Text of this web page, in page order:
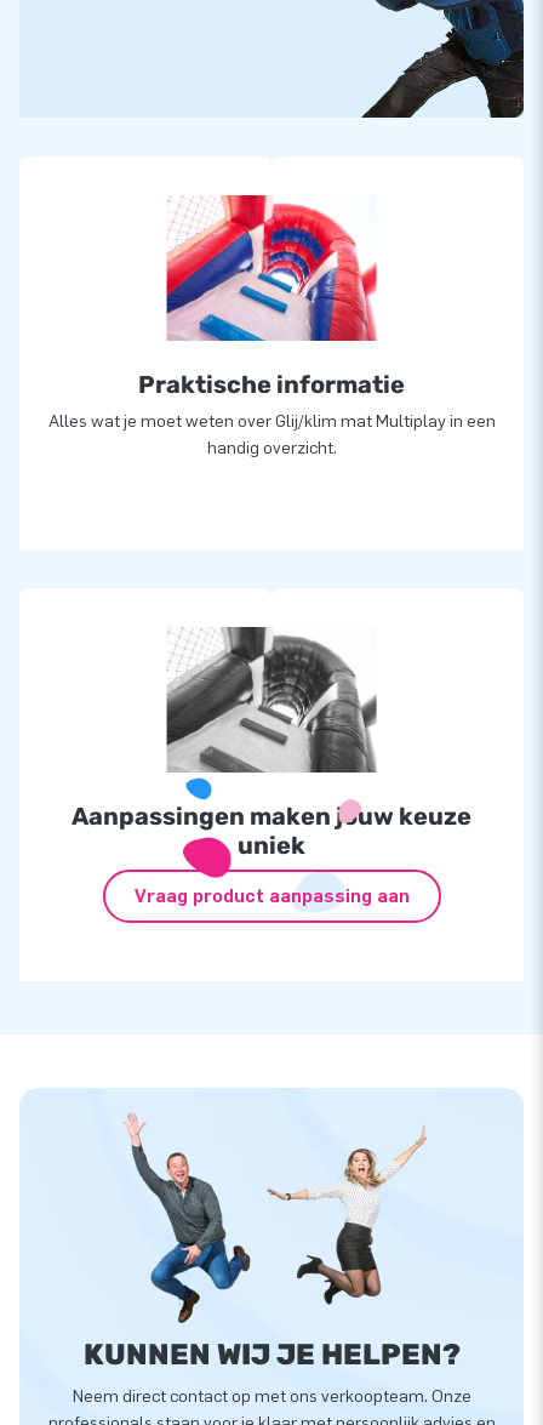
Praktische informatie
Alles wat je moet weten over Glij/klim mat Multiplay in een
handig overzicht.
Aanpassingen maken jouw keuze
uniek
Vraag product aanpassing aan
KUNNEN WIJ JE HELPEN?
Neem direct contact op met ons verkoopteam. Onze